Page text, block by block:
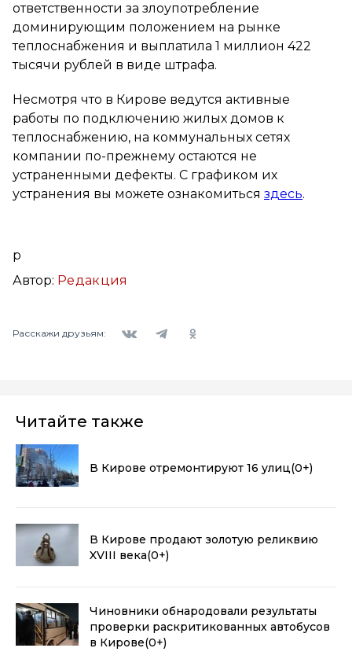
ответственности за злоупотребление
доминирующим положением на рынке
теплоснабжения и выплатила 1 миллион 422
тысячи рублей в виде штрафа.
Несмотря что в Кирове ведутся активные
работы по подключению жилых домов к
теплоснабжению, на коммунальных сетях
компании по-прежнему остаются не
устраненными дефекты. С графиком их
устранения вы можете ознакомиться здесь.
p
Автор: Редакция
Расскажи друзьям:
Читайте также
В Кирове отремонтируют 16 улиц(0+)
В Кирове продают золотую реликвию
XVIII века(0+)
Чиновники обнародовали результаты
проверки раскритикованных автобусов
в Кирове(0+)